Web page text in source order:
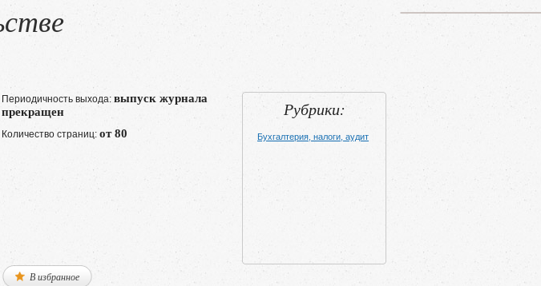
Периодичность выхода: выпуск журнала
прекращен
Количество страниц: от 80
Рубрики:
Бухгалтерия, налоги, аудит
В избранное